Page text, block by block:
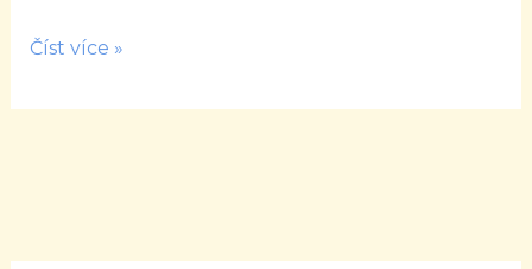
česko-
vztazích!”
Číst více »